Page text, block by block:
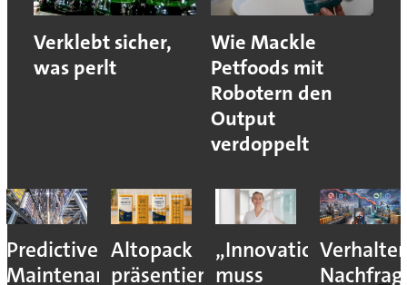
Verklebt sicher,
was perlt
Wie Mackle
Petfoods mit
Robotern den
Output
verdoppelt
Predictive
Maintenance
Altopack
präsentiert
„Innovation
muss